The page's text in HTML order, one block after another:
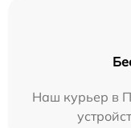
Наш курьер в